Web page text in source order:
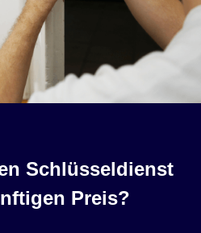
Schlüsseldienst
Preis?